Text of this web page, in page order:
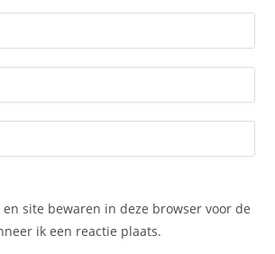
site bewaren in deze browser voor de
ik een reactie plaats.